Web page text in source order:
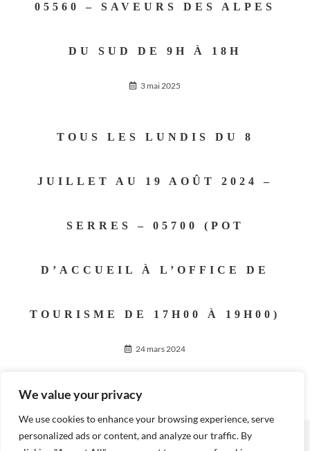
We value your privacy
We use cookies to enhance your browsing experience, serve
personalized ads or content, and analyze our traffic. By
05560 – SAVEURS DES ALPES
DU SUD DE 9H À 18H
3 mai 2025
TOUS LES LUNDIS DU 8
JUILLET AU 19 AOÛT 2024 –
SERRES – 05700 (POT
D’ACCUEIL À L’OFFICE DE
TOURISME DE 17H00 À 19H00)
24 mars 2024